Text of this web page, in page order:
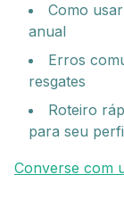
Como
anual
Erros
resgates
Roteiro
para seu
Converse com